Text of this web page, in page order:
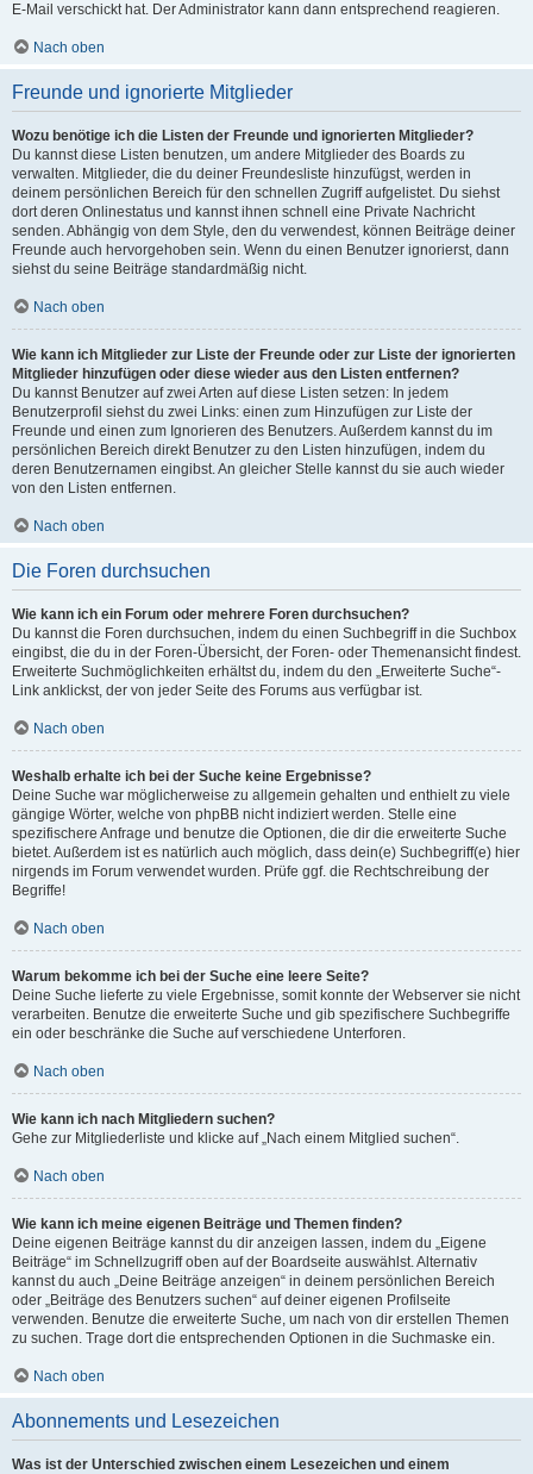
E-Mail verschickt hat. Der Administrator kann dann entsprechend reagieren.
Nach oben
Freunde und ignorierte Mitglieder
Wozu benötige ich die Listen der Freunde und ignorierten Mitglieder?
Du kannst diese Listen benutzen, um andere Mitglieder des Boards zu
verwalten. Mitglieder, die du deiner Freundesliste hinzufügst, werden in
deinem persönlichen Bereich für den schnellen Zugriff aufgelistet. Du siehst
dort deren Onlinestatus und kannst ihnen schnell eine Private Nachricht
senden. Abhängig von dem Style, den du verwendest, können Beiträge deiner
Freunde auch hervorgehoben sein. Wenn du einen Benutzer ignorierst, dann
siehst du seine Beiträge standardmäßig nicht.
Nach oben
Wie kann ich Mitglieder zur Liste der Freunde oder zur Liste der ignorierten
Mitglieder hinzufügen oder diese wieder aus den Listen entfernen?
Du kannst Benutzer auf zwei Arten auf diese Listen setzen: In jedem
Benutzerprofil siehst du zwei Links: einen zum Hinzufügen zur Liste der
Freunde und einen zum Ignorieren des Benutzers. Außerdem kannst du im
persönlichen Bereich direkt Benutzer zu den Listen hinzufügen, indem du
deren Benutzernamen eingibst. An gleicher Stelle kannst du sie auch wieder
von den Listen entfernen.
Nach oben
Die Foren durchsuchen
Wie kann ich ein Forum oder mehrere Foren durchsuchen?
Du kannst die Foren durchsuchen, indem du einen Suchbegriff in die Suchbox
eingibst, die du in der Foren-Übersicht, der Foren- oder Themenansicht findest.
Erweiterte Suchmöglichkeiten erhältst du, indem du den „Erweiterte Suche“-
Link anklickst, der von jeder Seite des Forums aus verfügbar ist.
Nach oben
Weshalb erhalte ich bei der Suche keine Ergebnisse?
Deine Suche war möglicherweise zu allgemein gehalten und enthielt zu viele
gängige Wörter, welche von phpBB nicht indiziert werden. Stelle eine
spezifischere Anfrage und benutze die Optionen, die dir die erweiterte Suche
bietet. Außerdem ist es natürlich auch möglich, dass dein(e) Suchbegriff(e) hier
nirgends im Forum verwendet wurden. Prüfe ggf. die Rechtschreibung der
Begriffe!
Nach oben
Warum bekomme ich bei der Suche eine leere Seite?
Deine Suche lieferte zu viele Ergebnisse, somit konnte der Webserver sie nicht
verarbeiten. Benutze die erweiterte Suche und gib spezifischere Suchbegriffe
ein oder beschränke die Suche auf verschiedene Unterforen.
Nach oben
Wie kann ich nach Mitgliedern suchen?
Gehe zur Mitgliederliste und klicke auf „Nach einem Mitglied suchen“.
Nach oben
Wie kann ich meine eigenen Beiträge und Themen finden?
Deine eigenen Beiträge kannst du dir anzeigen lassen, indem du „Eigene
Beiträge“ im Schnellzugriff oben auf der Boardseite auswählst. Alternativ
kannst du auch „Deine Beiträge anzeigen“ in deinem persönlichen Bereich
oder „Beiträge des Benutzers suchen“ auf deiner eigenen Profilseite
verwenden. Benutze die erweiterte Suche, um nach von dir erstellen Themen
zu suchen. Trage dort die entsprechenden Optionen in die Suchmaske ein.
Nach oben
Abonnements und Lesezeichen
Was ist der Unterschied zwischen einem Lesezeichen und einem